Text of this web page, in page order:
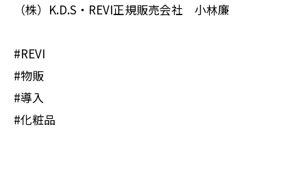
（株）K.D.S・REVI正規販売会社 小林廉
#REVI
#物販
#導入
#化粧品